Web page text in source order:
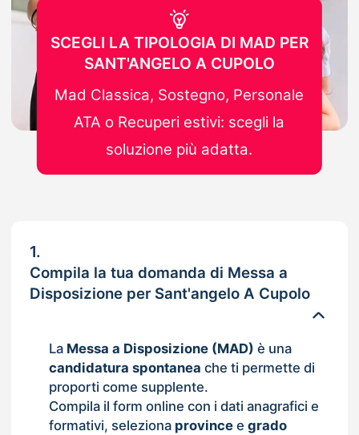
1.
Compila la tua domanda di Messa a
Disposizione per Sant'angelo A Cupolo
La Messa a Disposizione (MAD) è una
candidatura spontanea che ti permette di
proporti come supplente.
Compila il form online con i dati anagrafici e
formativi, seleziona provincee grado
SCEGLI LA TIPOLOGIA DI MAD PER
SANT'ANGELO A CUPOLO
Mad Classica, Sostegno, Personale
ATA o Recuperi estivi: scegli la
soluzione più adatta.